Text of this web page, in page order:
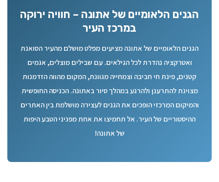
בנוסף, בקרבת מקום, באזור כיכר סינטגמה ובאזור פלאקה
הסמוך, ישנן מסעדות ובתי קפה רבים. אם אתם מעוניינים לחסוך
כסף, מומלץ להביא מזון ושתייה לפיקניק בגנים.
של כ-20 דקות זה מזה.
שכונת פלאקה, שהיא עצמה שכונה ציורית ומעניינת לסיור.
לחלופין, אפשר לקחת את המטרו מתחנת Acropolis לתחנת
Syntagma (תחנה אחת בלבד) ולהגיע במהירות לגנים הלאומיים.
הגנים הלאומיים של אתונה – חוויה ירוקה
במרכז העיר
הגנים הלאומיים של אתונה מציעים מפלט מושלם מהעיר הסואנת
ואטרקציה נהדרת לכל הגילאים. עם שבילים מוצלים, אגמים
קטנים, פינת חי חביבה וצמחייה מגוונת, המקום מהווה הזדמנות
מצוינת להתרענן ולהרגע במהלך סיור באתונה. הכניסה החופשית
והמיקום המרכזי הופכים את הגנים לעצירה מושלמת בין האתרים
ההיסטוריים של העיר. אל תחמיצו את אחת מפניני הטבע היפות
של אתונה!